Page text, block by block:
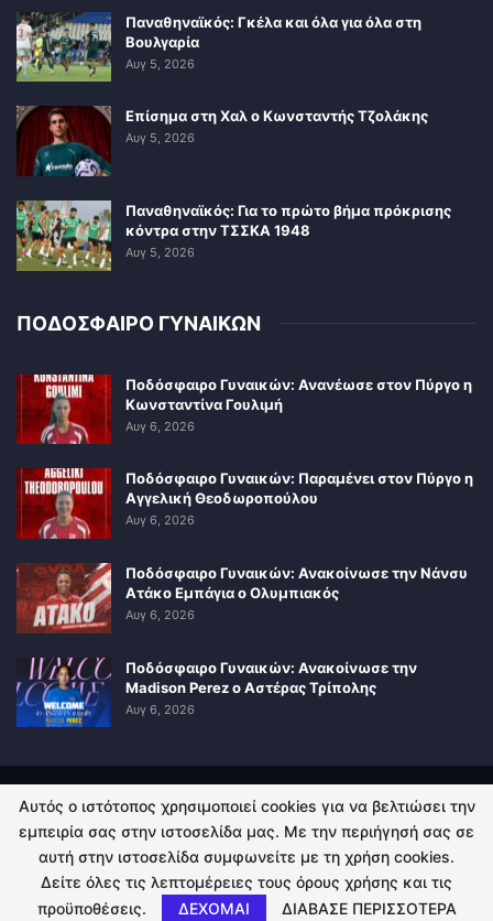
Παναθηναϊκός: Γκέλα και όλα για όλα στη
Βουλγαρία
Αυγ 5, 2026
Επίσημα στη Χαλ ο Κωνσταντής Τζολάκης
Αυγ 5, 2026
Παναθηναϊκός: Για το πρώτο βήμα πρόκρισης
κόντρα στην ΤΣΣΚΑ 1948
Αυγ 5, 2026
ΠΟΔΟΣΦΑΙΡΟ ΓΥΝΑΙΚΩΝ
Ποδόσφαιρο Γυναικών: Ανανέωσε στον Πύργο η
Κωνσταντίνα Γουλιμή
Αυγ 6, 2026
Ποδόσφαιρο Γυναικών: Παραμένει στον Πύργο η
Αγγελική Θεοδωροπούλου
Αυγ 6, 2026
Ποδόσφαιρο Γυναικών: Ανακοίνωσε την Νάνσυ
Ατάκο Εμπάγια ο Ολυμπιακός
Αυγ 6, 2026
Ποδόσφαιρο Γυναικών: Ανακοίνωσε την
Madison Perez ο Αστέρας Τρίπολης
Αυγ 6, 2026
ΠΟΛΙΤΙΚΗ ΑΠΟΡΡΗΤΟΥ ΕΠΙΚΟΙΝΩΝΙΑ
© 2026 - Kingsport.gr. All Rights Reserved.
Αυτός ο ιστότοπος χρησιμοποιεί cookies για να βελτιώσει την
εμπειρία σας στην ιστοσελίδα μας. Με την περιήγησή σας σε
αυτή στην ιστοσελίδα συμφωνείτε με τη χρήση cookies.
Δείτε όλες τις λεπτομέρειες τους όρους χρήσης και τις
προϋποθέσεις.
ΔΕΧΟΜΑΙ ΔΙΑΒΑΣΕ ΠΕΡΙΣΣΟΤΕΡΑ